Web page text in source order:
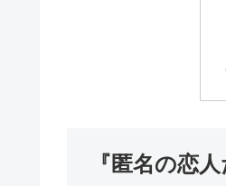
『匿名の恋